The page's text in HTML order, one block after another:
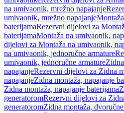
na umivaonik, mrežno napajanje
umivaonik, mrežno napajanje
baterijamaRezervni dijelovi za
baterijamaMontaža na umivaonik,
dijelovi za Montaža na umivaonik,
na umivaonik, jednoručne armature
umivaonik, jednoručne armature
napajanjeRezervni dijelovi za Zidna
napajanjeZidna montaža, napajanje
Zidna montaža, napajanje baterijama
generatoromRezervni dijelovi za
generatoromZidna montaža,